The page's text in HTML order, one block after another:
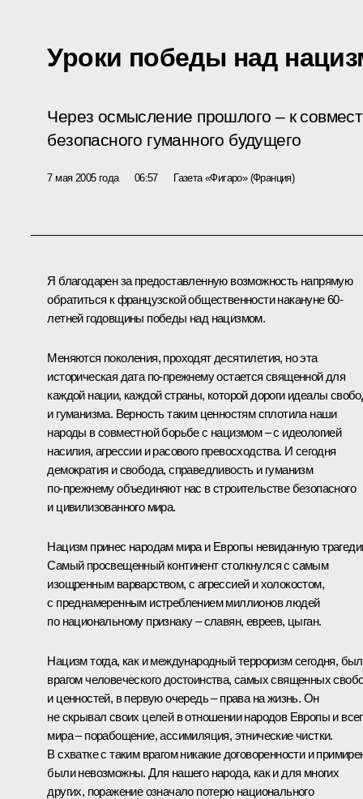
Уроки победы над
Через осмысление прошлого – к
безопасного гуманного будущего
7 мая 2005 года 06:57 Газета «Фигаро» (Франция)
Я благодарен за предоставленную возможность напрямую
обратиться к французской общественности накануне 60-
летней годовщины победы над нацизмом.
Меняются поколения, проходят десятилетия, но эта
историческая дата по‑прежнему остается священной для
каждой нации, каждой страны, которой дороги идеалы
и гуманизма. Верность таким ценностям сплотила наши
народы в совместной борьбе с нацизмом – с идеологией
насилия, агрессии и расового превосходства. И сегодня
демократия и свобода, справедливость и гуманизм
по‑прежнему объединяют нас в строительстве безопасного
и цивилизованного мира.
Нацизм принес народам мира и Европы невиданную
Самый просвещенный континент столкнулся с самым
изощренным варварством, с агрессией и холокостом,
с преднамеренным истреблением миллионов людей
по национальному признаку – славян, евреев, цыган.
Нацизм тогда, как и международный терроризм сегодня, был
врагом человеческого достоинства, самых священных
и ценностей, в первую очередь – права на жизнь. Он
не скрывал своих целей в отношении народов Европы и
мира – порабощение, ассимиляция, этнические чистки.
В схватке с таким врагом никакие договоренности и
были невозможны. Для нашего народа, как и для многих
других, поражение означало потерю национального